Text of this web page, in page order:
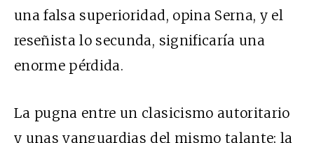
una falsa superioridad, opina Serna, y el
reseñista lo secunda, significaría una
enorme pérdida.
La pugna entre un clasicismo autoritario
y unas vanguardias del mismo talante; la